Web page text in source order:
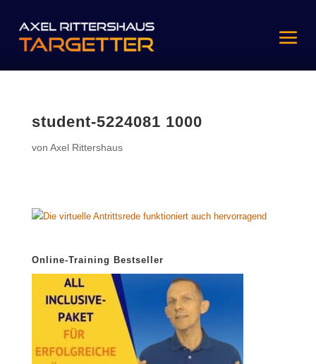
student-5224081 1000
von Axel Rittershaus
Online-Training Bestseller